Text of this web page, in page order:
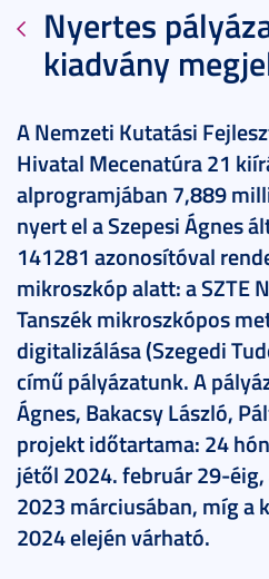
Nyertes
kiadvány
A Nemzeti Kutatási
Hivatal Mecenatúra 21
alprogramjában 7,889
nyert el a Szepesi Ágnes
141281 azonosítóval
mikroszkóp alatt: a SZTE
Tanszék mikroszkópos
digitalizálása (Szegedi
című pályázatunk. A
Ágnes, Bakacsy László,
projekt időtartama: 24
jétől 2024. február 29-
2023 márciusában, míg a
2024 elején várható.